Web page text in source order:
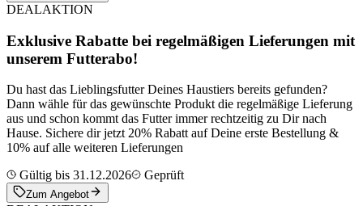
DEALAKTION
Exklusive Rabatte bei regelmäßigen Lieferungen mit
unserem Futterabo!
Du hast das Lieblingsfutter Deines Haustiers bereits gefunden?
Dann wähle für das gewünschte Produkt die regelmäßige Lieferung
aus und schon kommt das Futter immer rechtzeitig zu Dir nach
Hause. Sichere dir jetzt 20% Rabatt auf Deine erste Bestellung &
10% auf alle weiteren Lieferungen
Gültig bis 31.12.2026
Geprüft
Zum Angebot